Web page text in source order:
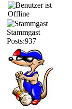
Stammgast
Posts:937